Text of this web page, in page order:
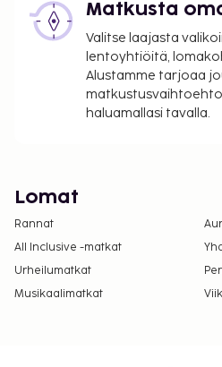
Matkusta
Valitse laajasta
lentoyhtiöitä,
Alustamme tarjoaa
haluamallasi tavalla.
Lomat
Rannat
All Inclusive -matkat
Urheilumatkat
Musikaalimatkat